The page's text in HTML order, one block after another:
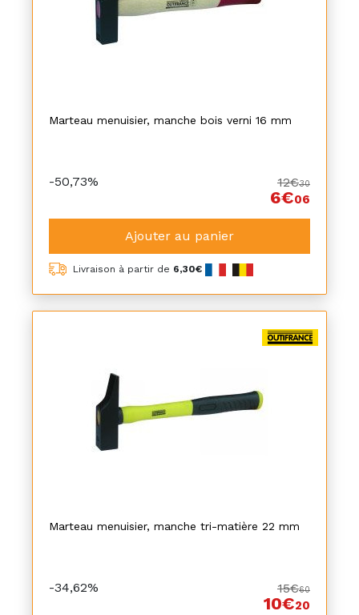
Marteau menuisier, manche bois verni 16 mm
-50,73% 12€30
6€06
Ajouter au panier
Livraison à partir de 6,30€
Marteau menuisier, manche tri-matière 22 mm
-34,62% 15€60
10€20